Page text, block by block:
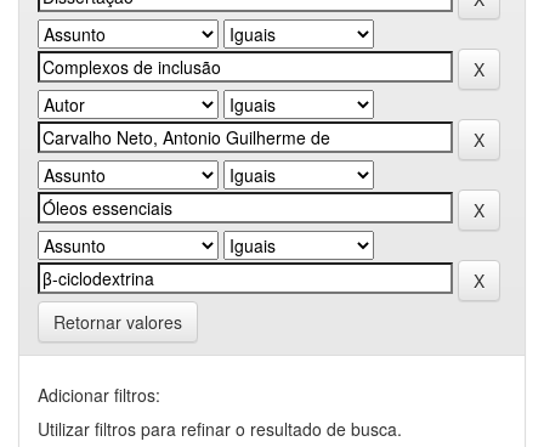
Retornar valores
Adicionar filtros:
Utilizar filtros para refinar o resultado de busca.